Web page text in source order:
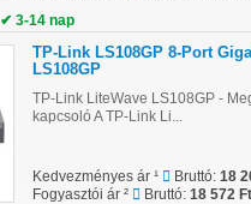
✔ 3-14 nap
TP-Link LS108GP 8-Port
LS108GP
TP-Link LiteWave LS108GP -
kapcsoló A TP-Link Li...
Kedvezményes ár ¹ Bruttó: 18
Fogyasztói ár ²
Bruttó: 18 572 Ft